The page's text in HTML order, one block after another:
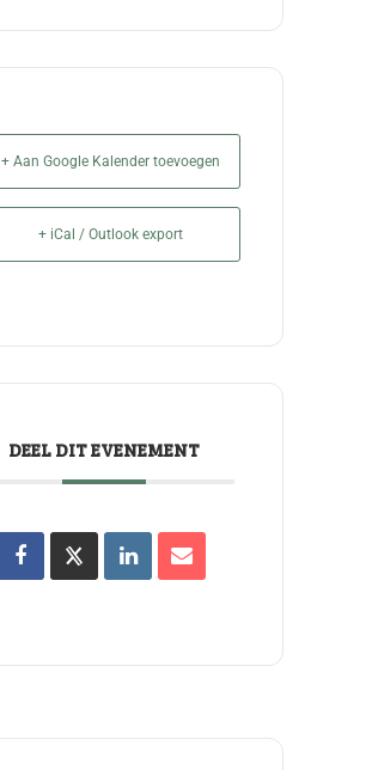
+ Aan Google Kalender toevoegen
+ iCal / Outlook export
DEEL DIT EVENEMENT